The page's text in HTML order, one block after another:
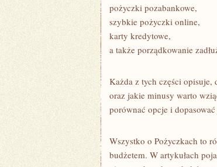
pożyczki pozabankowe,
szybkie pożyczki online,
karty kredytowe,
a także porządkowanie
Każda z tych części opisuje,
oraz jakie minusy warto
porównać opcje i
Wszystko o Pożyczkach to
budżetem. W artykułach